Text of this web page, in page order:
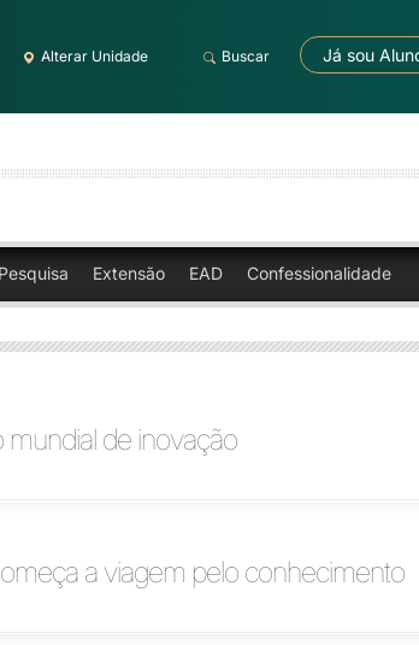
Alterar Unidade Buscar Já sou
Pesquisa Extensão EAD Confessionalidade
mundial de inovação
a viagem pelo conhecimento